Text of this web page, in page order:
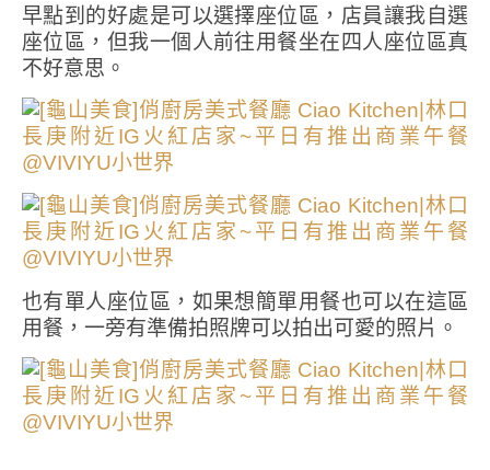
早點到的好處是可以選擇座位區，店員讓我自選
座位區，但我一個人前往用餐坐在四人座位區真
不好意思。
也有單人座位區，如果想簡單用餐也可以在這區
用餐，一旁有準備拍照牌可以拍出可愛的照片。